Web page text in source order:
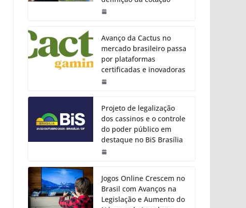
Avanço da Cactus no
mercado brasileiro passa
por plataformas
certificadas e inovadoras
Projeto de legalização
dos cassinos e o controle
do poder público em
destaque no BiS Brasília
Jogos Online Crescem no
Brasil com Avanços na
Legislação e Aumento do